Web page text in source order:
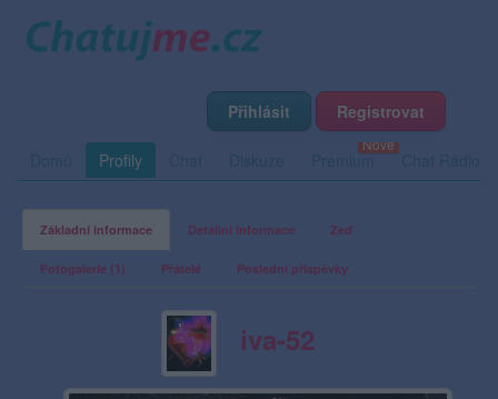
Přihlásit Registrovat
Profily Premium
Základní informace Detailní informace Zeď
Fotogalerie (1) Přátelé Poslední příspěvky
iva-52